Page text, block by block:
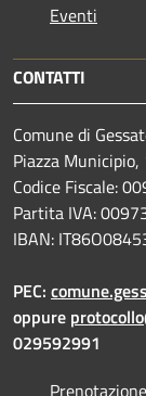
Eventi
CONTATTI
Comune di
Piazza
Codice Fiscale:
Partita IVA:
IBAN:
PEC:
oppure
029592991